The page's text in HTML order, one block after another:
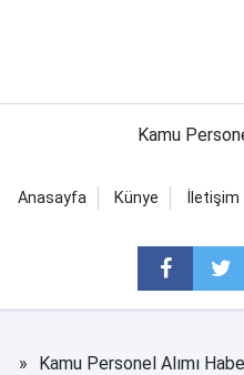
Kamu
Anasayfa Künye İletişim
Kamu Personel Alımı